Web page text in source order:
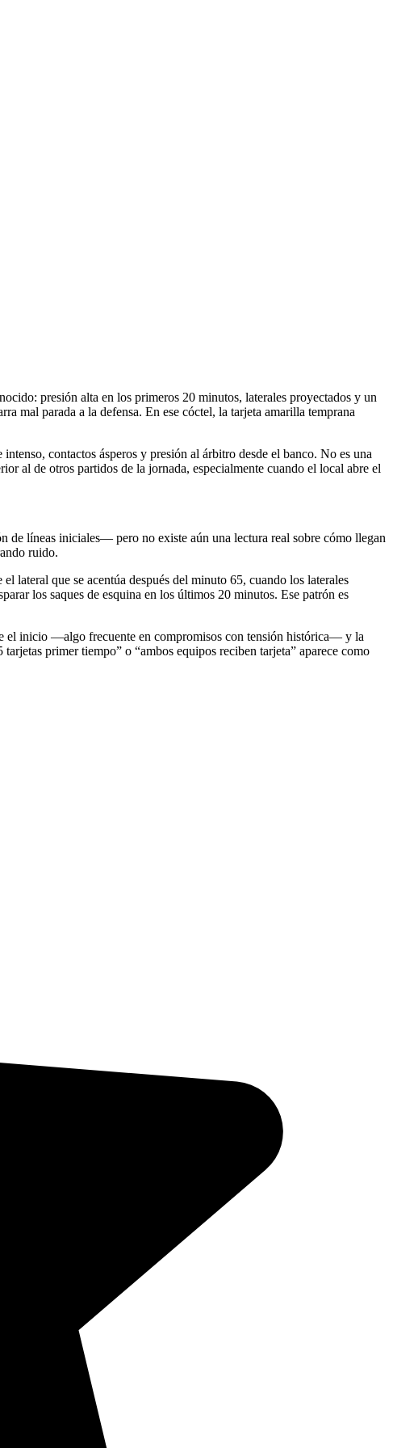
presión alta en los primeros 20 minutos, laterales proyectados y un
mal parada a la defensa. En ese cóctel, la tarjeta amarilla temprana
contactos ásperos y presión al árbitro desde el banco. No es una
al de otros partidos de la jornada, especialmente cuando el local abre el
de líneas iniciales— pero no existe aún una lectura real sobre cómo llegan
ruido.
lateral que se acentúa después del minuto 65, cuando los laterales
los saques de esquina en los últimos 20 minutos. Ese patrón es
el inicio —algo frecuente en compromisos con tensión histórica— y la
primer tiempo” o “ambos equipos reciben tarjeta” aparece como